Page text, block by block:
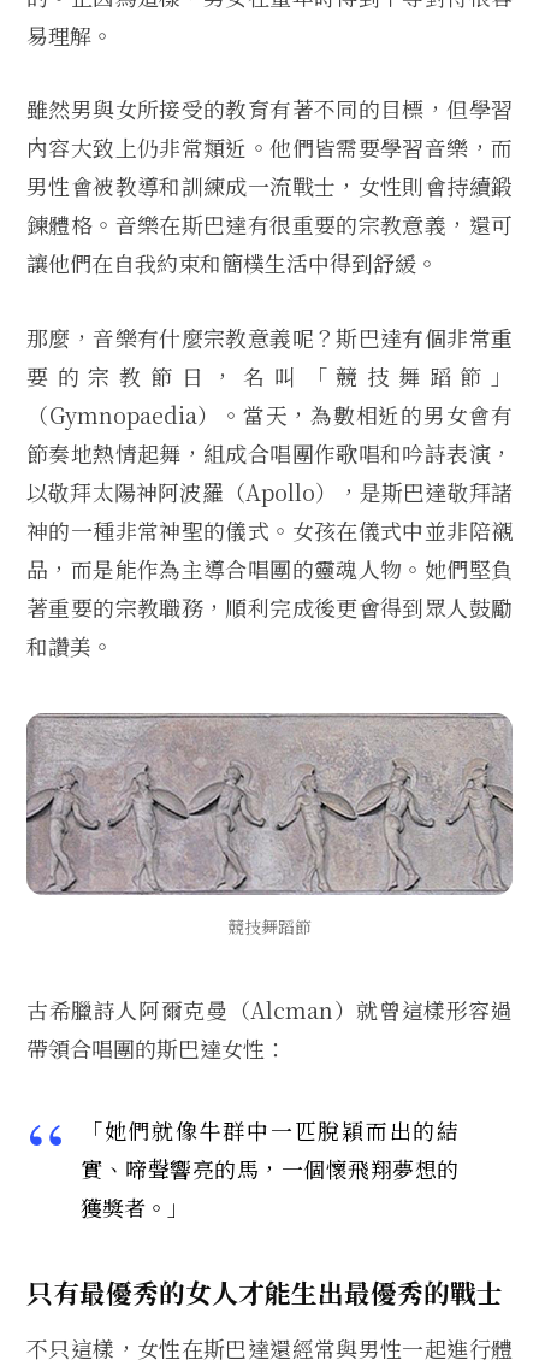
易理解。
雖然男與女所接受的教育有著不同的目標，但學習
內容大致上仍非常類近。他們皆需要學習音樂，而
男性會被教導和訓練成一流戰士，女性則會持續鍛
鍊體格。音樂在斯巴達有很重要的宗教意義，還可
讓他們在自我約束和簡樸生活中得到舒緩。
那麼，音樂有什麼宗教意義呢？斯巴達有個非常重
要的宗教節日，名叫「競技舞蹈節」
（Gymnopaedia）。當天，為數相近的男女會有
節奏地熱情起舞，組成合唱團作歌唱和吟詩表演，
以敬拜太陽神阿波羅（Apollo），是斯巴達敬拜諸
神的一種非常神聖的儀式。女孩在儀式中並非陪襯
品，而是能作為主導合唱團的靈魂人物。她們堅負
著重要的宗教職務，順利完成後更會得到眾人鼓勵
和讚美。
競技舞蹈節
古希臘詩人阿爾克曼（Alcman）就曾這樣形容過
帶領合唱團的斯巴達女性：
「她們就像牛群中一匹脫穎而出的結
實、啼聲響亮的馬，一個懷飛翔夢想的
獲獎者。」
只有最優秀的女人才能生出最優秀的戰士
不只這樣，女性在斯巴達還經常與男性一起進行體